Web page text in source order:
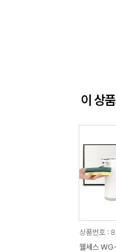
이 상
상품번호 :
웰세스